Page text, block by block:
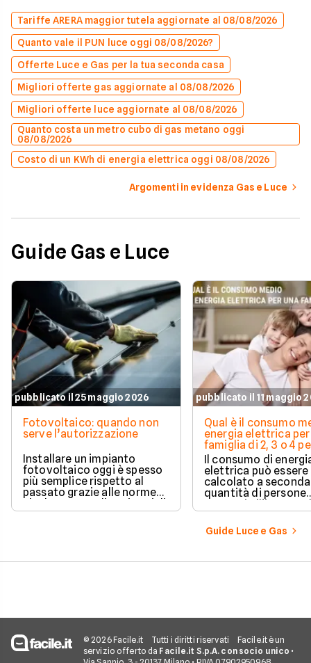
Tariffe ARERA maggior tutela aggiornate al 08/08/2026
Quanto vale il PUN luce oggi 08/08/2026?
Offerte Luce e Gas per la tua seconda casa
Migliori offerte gas aggiornate al 08/08/2026
Migliori offerte luce aggiornate al 08/08/2026
Quanto costa un metro cubo di gas metano oggi
08/08/2026
Costo di un KWh di energia elettrica oggi 08/08/2026
Argomenti in evidenza Gas e Luce
Guide Gas e Luce
pubblicato il 25 maggio 2026
Fotovoltaico: quando non
serve l’autorizzazione
Installare un impianto
fotovoltaico oggi è spesso
più semplice rispetto al
passato grazie alle norme
che hanno ampliato i casi di
edilizia libera.
pubblicato il 11 maggio
Qual è il consumo
energia elettrica per
famiglia di 2, 3 o 4
Il consumo di
elettrica può essere
calcolato a
quantità di persone
presenti all'interno
determinato
numerosi i fattori
influenzano questo
considerazione per
Guide Luce e Gas
© 2026 Facile.it Tutti i diritti riservati
Facile.it è un
servizio offerto da Facile.it S.p.A. con socio unico •